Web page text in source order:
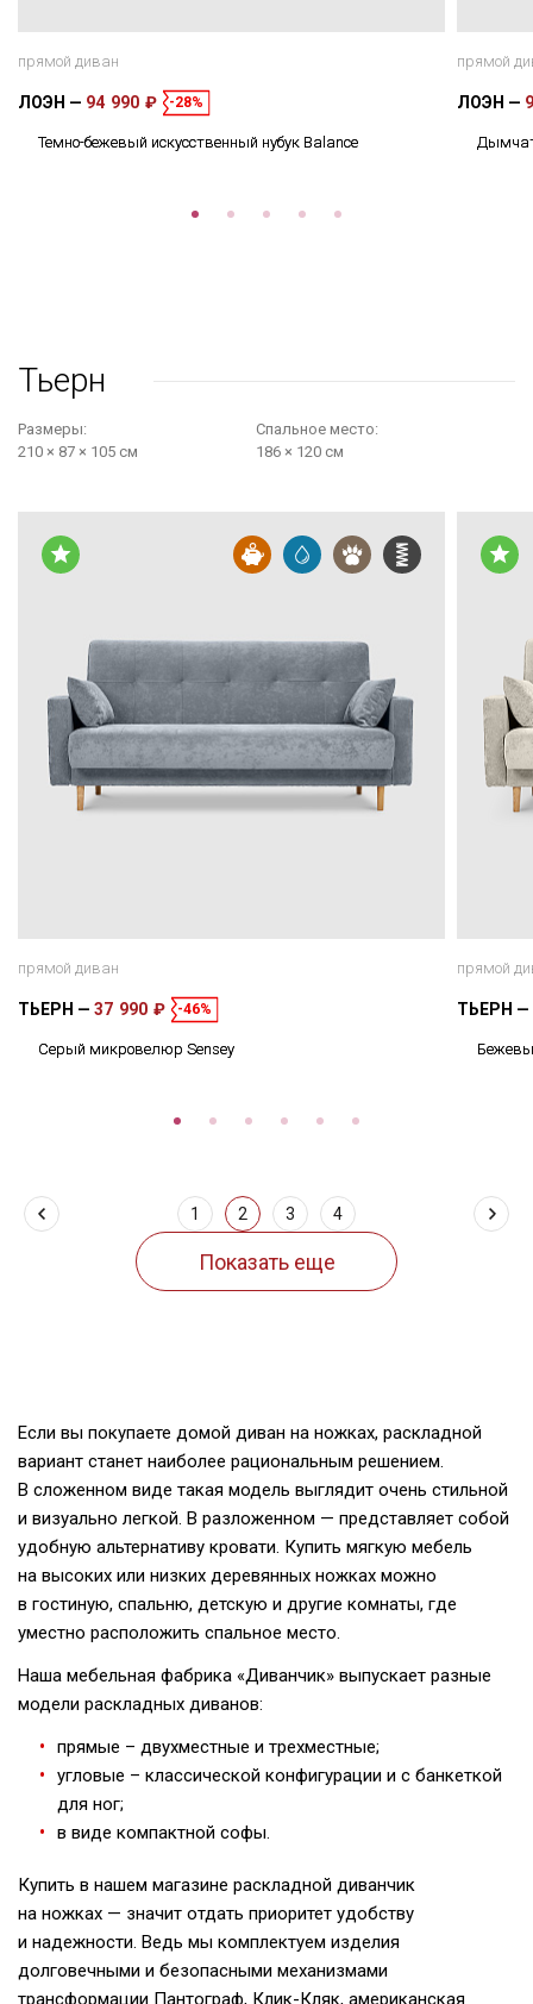
прямой диван
ЛОЭН 94 990 ₽ -28%
Темно-бежевый искусственный нубук Balance
прямой
ЛОЭН
Тьерн
Размеры:
210 × 87 × 105 см
Cпальное место:
186 × 120 см
прямой диван
ТЬЕРН 37 990 ₽ -46%
Серый микровелюр Sensey
прямой
ТЬЕРН
1 2 3 4
Если вы покупаете домой диван на ножках, раскладной
вариант станет наиболее рациональным решением.
В сложенном виде такая модель выглядит очень стильной
и визуально легкой. В разложенном — представляет собой
удобную альтернативу кровати. Купить мягкую мебель
на высоких или низких деревянных ножках можно
в гостиную, спальню, детскую и другие комнаты, где
уместно расположить спальное место.
Наша мебельная фабрика «Диванчик» выпускает разные
модели раскладных диванов:
прямые – двухместные и трехместные;
угловые – классической конфигурации и с банкеткой
для ног;
в виде компактной софы.
Купить в нашем магазине раскладной диванчик
на ножках — значит отдать приоритет удобству
и надежности. Ведь мы комплектуем изделия
долговечными и безопасными механизмами
трансформации Пантограф, Клик-Кляк, американская